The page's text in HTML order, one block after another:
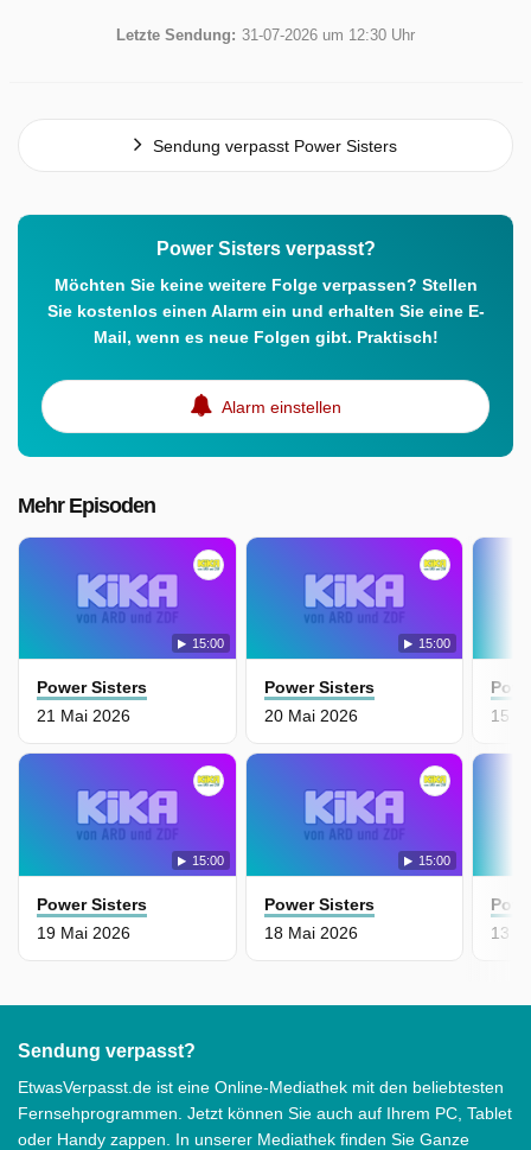
Letzte Sendung: 31-07-2026 um 12:30 Uhr
Sendung verpasst Power Sisters
Power Sisters verpasst?
Möchten Sie keine weitere Folge verpassen? Stellen
Sie kostenlos einen Alarm ein und erhalten Sie eine E-
Mail, wenn es neue Folgen gibt. Praktisch!
Alarm einstellen
Mehr Episoden
15:00
Power Sisters
21 Mai 2026
15:00
Power Sisters
20 Mai 2026
15:00
Power Sisters
19 Mai 2026
15:00
Power Sisters
18 Mai 2026
15
13
Sendung verpasst?
EtwasVerpasst.de ist eine Online-Mediathek mit den beliebtesten
Fernsehprogrammen. Jetzt können Sie auch auf Ihrem PC, Tablet
oder Handy zappen. In unserer Mediathek finden Sie Ganze